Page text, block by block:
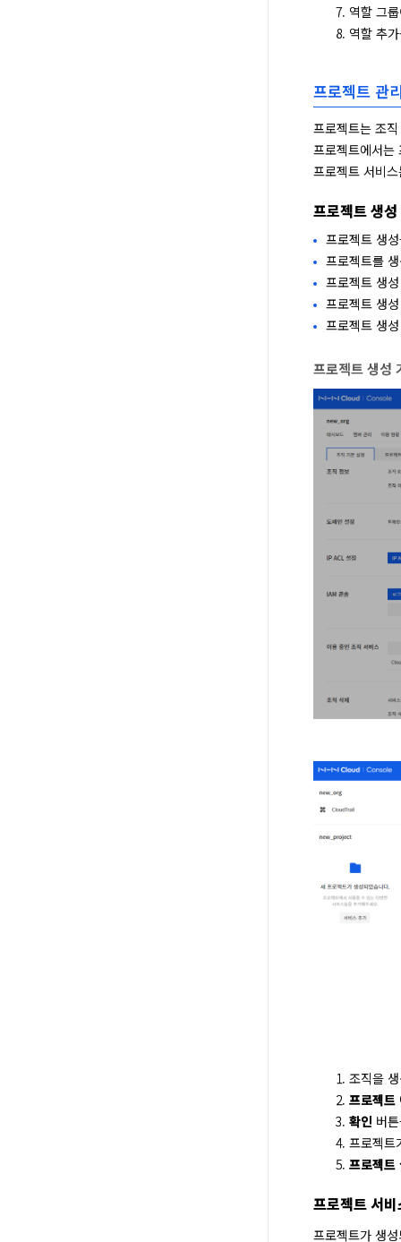
역할 그
역할 추
프로젝트 관
프로젝트는 조
프로젝트에서는
프로젝트 서비
프로젝트 생성
프로젝트 생
프로젝트를
프로젝트 생
프로젝트 생
프로젝트 생
프로젝트 생성
조직을
프로젝트
확인 버
프로젝트
프로젝트
프로젝트 서
프로젝트가 생